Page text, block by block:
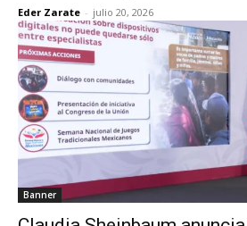
Eder Zarate - julio 20, 2026
Banner